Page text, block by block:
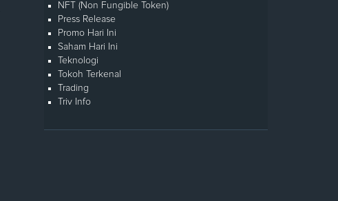
NFT (Non Fungible Token)
Press Release
Promo Hari Ini
Saham Hari Ini
Teknologi
Tokoh Terkenal
Trading
Triv Info